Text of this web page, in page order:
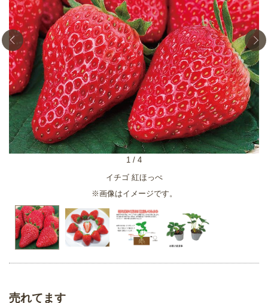
イチゴ 紅ほっぺ
※画像はイメージです。
1 / 4
売れてます